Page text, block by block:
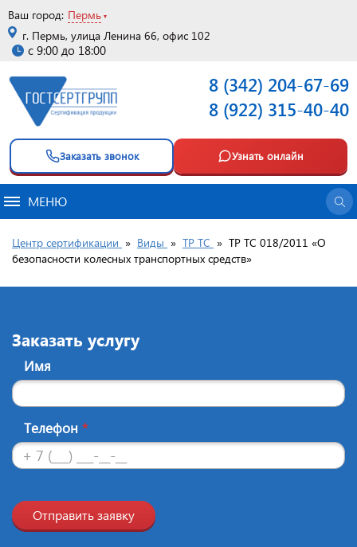
Ваш город: Пермь
г. Пермь, улица Ленина 66, офис 102
с 9:00 до 18:00
8 (342) 204-67-69
8 (922) 315-40-40
Заказать звонок Узнать онлайн
МЕНЮ
Центр сертификации » Виды » ТР ТС » ТР ТС 018/2011 «О
безопасности колесных транспортных средств»
Заказать услугу
Имя
Телефон *
Отправить заявку